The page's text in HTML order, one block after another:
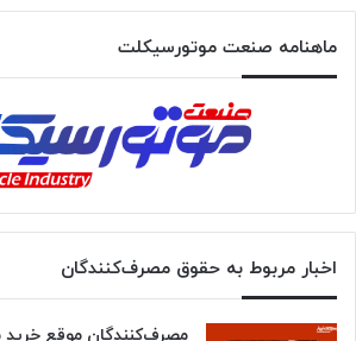
ماهنامه صنعت موتورسیکلت
اخبار مربوط به حقوق مصرف‌کنندگان
مصرف‌کنندگان موقع خرید